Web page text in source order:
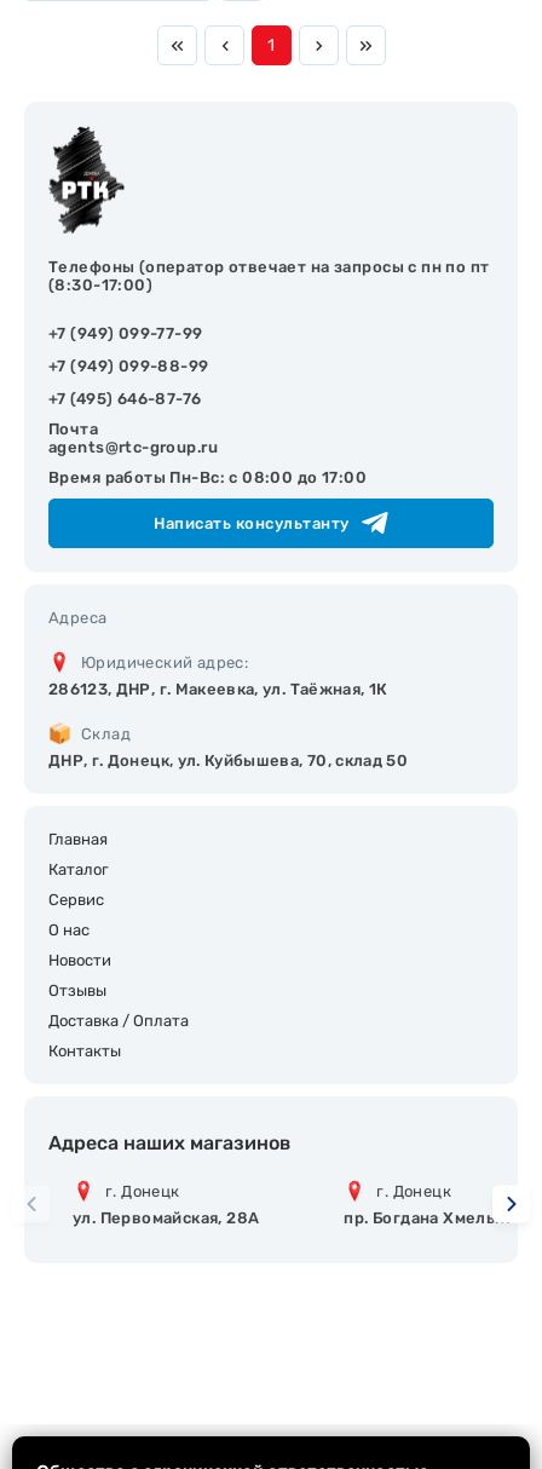
1
Телефоны (оператор отвечает на запросы с пн по пт
(8:30-17:00)
+7 (949) 099-77-99
+7 (949) 099-88-99
+7 (495) 646-87-76
Почта
agents@rtc-group.ru
Время работы Пн-Вс: с 08:00 до 17:00
Написать консультанту
Адреса
Юридический адрес:
286123, ДНР, г. Макеевка, ул. Таёжная, 1К
Склад
ДНР, г. Донецк, ул. Куйбышева, 70, склад 50
Главная
Каталог
Сервис
О нас
Новости
Отзывы
Доставка / Оплата
Контакты
Адреса наших магазинов
г. Донецк
ул. Первомайская, 28А
г. Донецк
пр. Богдана